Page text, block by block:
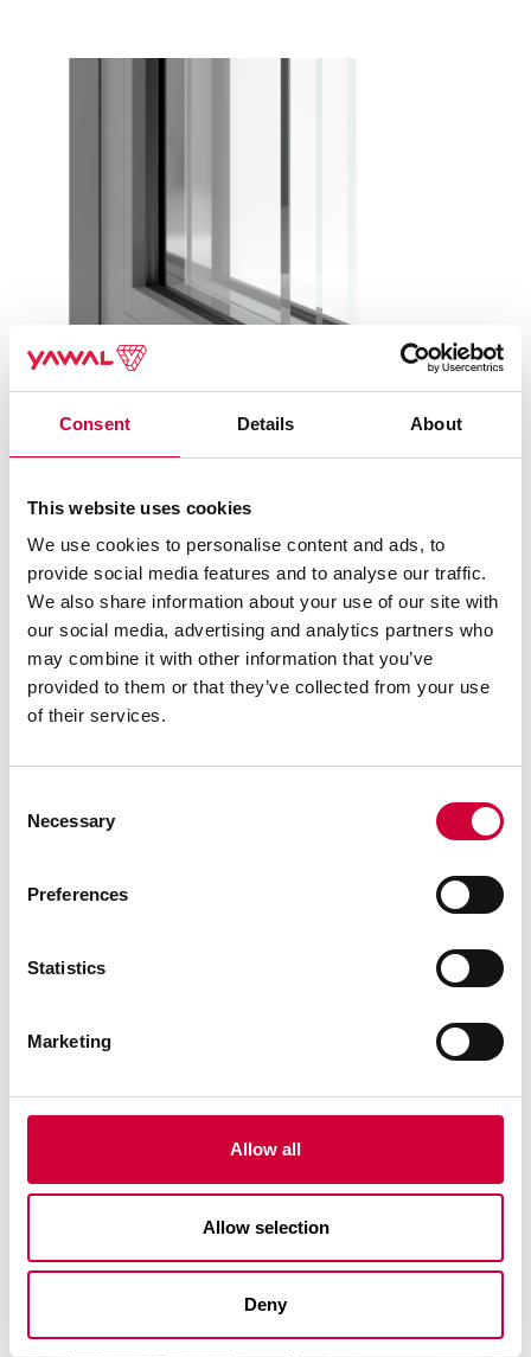
Consent Details About
This website uses cookies
We use cookies to personalise content and ads, to
provide social media features and to analyse our traffic.
We also share information about your use of our site with
our social media, advertising and analytics partners who
may combine it with other information that you’ve
provided to them or that they’ve collected from your use
of their services.
Selection
Necessary
Preferences
Statistics
Marketing
Allow all
Allow selection
Deny
TM 77N ST
TM 77N I